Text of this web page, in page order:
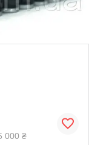
000 ₴